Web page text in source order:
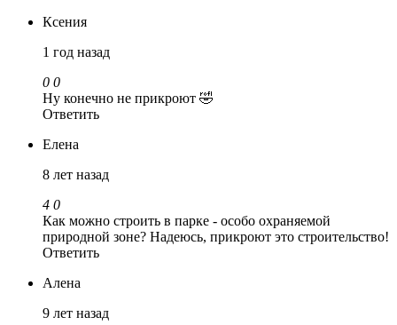
Ксения
1 год назад
0 0
Ну конечно не прикроют 🤣
Ответить
Елена
8 лет назад
4 0
Как можно строить в парке - особо охраняемой
природной зоне? Надеюсь, прикроют это строительство!
Ответить
Алена
9 лет назад